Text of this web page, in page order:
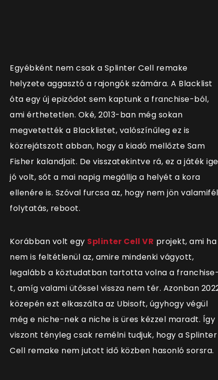
Egyébként nem csak a Splinter Cell remake
helyzete aggasztó a rajongók számára. A Blacklist
óta egy új epizódot sem kaptunk a franchise-ból,
ami érthetetlen. Oké, 2013-ban még sokan
megvetették a Blacklistet, valószínűleg ez is
közrejátszott abban, hogy a kiadó mellőzte Sam
Fisher kalandjait. De visszatekintve rá, ez a játék
jó volt, sőt a mai napig megállja a helyét a kora
ellenére is. Szóval furcsa az, hogy nem jön
folytatás, reboot.
Korábban volt egy Splinter Cell VR projekt, ami ha
nem is feltétlenül az, amire mindenki vágyott,
legalább a köztudatban tartotta volna a
t, amíg valami ütőssel vissza nem tér. Azonban
közepén ezt elkaszálta az Ubisoft, úgyhogy végül
még e niche-nek a niche is üres kézzel maradt. Így
viszont tényleg csak remélni tudjuk, hogy a Splinter
Cell remake nem jutott idő közben hasonló sorsra.